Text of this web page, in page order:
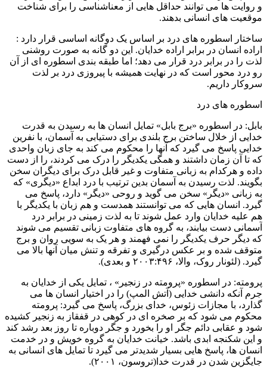
و روایت ها می توانند حداقل هایی از معناشناسی را برای شناخت
موقعیت های انسانی بدهند.
ساختار اسطوره های درد بر اساس یک دوگانه اساسی قرار دارد :
اراده انسان در برابر اراده خدایان. این دو گانه به صورت روشنی
لذت را در برابر درد قرار می دهد؛ اما طبقه بندی اسطوره ای از آن
رو درد محور است که در نهایت همیشه با پیروزی درد بر لذت
سروکار داریم.
اسطوره های درد
بابل: در اسطوره «برج بابل» تمایل انسان ها به رسیدن به قدرت
خدایی از خلال ساختن برج بلندی برای دستیابی به آسمان، با نفرین
خدایی پاسخ می گیرد که آنها را محکوم می کند به جای زبان واحدی
که تا آن زمان داشتند و همگی یکدیگر را درک می کردند، را از دست
داده و هرکدام به زبانی متفاوت و غیر قابل درک برای دیگران سخن
بگویند. لذت رسیدن به آسمان بدین ترتیب با درد ابداع «دیگری» که
به زبانی «دیگر» سخن می گوید و روحی «دیگر» دارد، پاسخ می
گیرد. انسان هایی که می توانستند همدست و هم زبان با یکدیگر با
هم علیه خدایان وارد عمل شوند تا به لذت زمینی در برابر درد
آسمانی دست بیابند، به گروه های متفاوت زبانی تقسیم می شوند
که دیگر حرف یکدیگر را نمی فهمند و هر یک به سویی روان و برج
متوقف شده و بر عکس درگیری و تفرقه و تنش میان آنها بالا می
گیرد. (لئونار روک، والا، ۲۰۰۳:۴۹۶ و بعدی).
پرومته: در اسطوره «پرومته در زنجیر» ، تمایل یکی از خدایان به
جرم آنکه دانشی خدایی (آتش المپ) را در اختیار انسان ها می
گذارد، با مجازات زئوس، خدای بزرگ، پاسخ می گیرد: پرومته
محکوم می شود که بر صخره ای در کوهی در قفقاز به زنجیر کشیده
شود و عقابی دائم جگر او را بخورد و جگر دوباره تا روز بعد رشد کند
و این شکنجه ابدی باشد. خیانت خدایان به گروه خویش و در خدمت
انسان ها، پاسخ هایی بسیار شدیدتر می گیرد تا تمایل های انسانی به
جایگزین شدن در قدرت خدا(تروسون، ۲۰۰۱).